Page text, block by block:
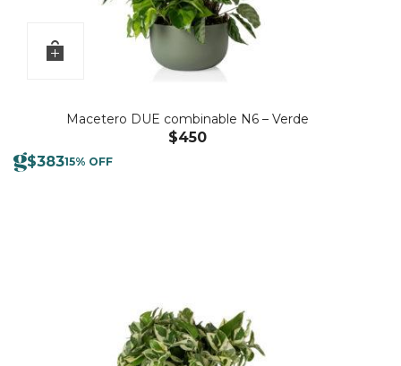
Macetero DUE combinable N6 – Verde
$450
$38315% OFF